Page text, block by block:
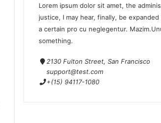
Lorem ipsum dolor sit amet, the
justice, I may hear, finally, be expanded
a certain pro cu neglegentur.
something.
2130 Fulton Street, San Francisco
support@test.com
+(15) 94117-1080